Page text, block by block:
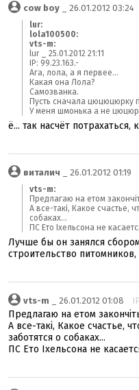
cow boy _ 26.01.2012 03:24
lur:
lola100500:
vts-m:
lur _ 25.01.2012 21:11
IP: 99.23.163.-
Ага, лола, а я первее...
Какая она Лола?
Самозванка.
Пусть сначала цюцюцюрку
У меня шмонька а не
ё... так насчёт потрахаться,
виталич _ 26.01.2012 01:19
vts-m:
Предлагаю на етом
А все-такі, Какое счастье,
собаках...
ПС Ето Іхельсона не
Лучше бы он занялся
строительство
vts-m _ 26.01.2012 01:08
Предлагаю на етом
А все-такі, Какое счастье,
заботятся о собаках...
ПС Ето Іхельсона не